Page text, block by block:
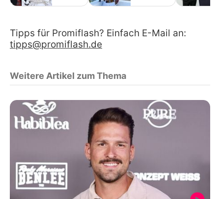
Tipps für Promiflash? Einfach E-Mail an:
tipps@promiflash.de
Weitere Artikel zum Thema